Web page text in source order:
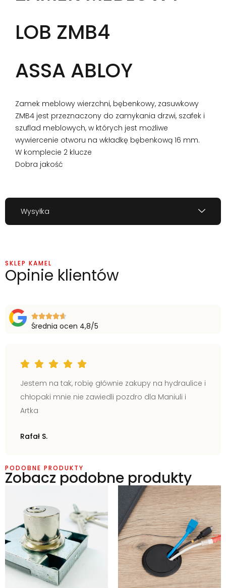
LOB ZMB4
ASSA ABLOY
Zamek meblowy wierzchni, bębenkowy, zasuwkowy
ZMB4 jest przeznaczony do zamykania drzwi, szafek i
szuflad meblowych, w których jest możliwe
wywiercenie otworu na wkładkę bębenkową 16 mm.
W komplecie 2 klucze
Dobra jakość
Wysyłka
SKLEP KAMEL
Opinie klientów
Średnia ocen 4,8/5
Jestem na tak, robię głównie zakupy na hydraulice i
chłopaki mnie nie zawiedli pozdro dla Maniuli i
Artka
Rafał S.
PODOBNE PRODUKTY
Zobacz podobne produkty